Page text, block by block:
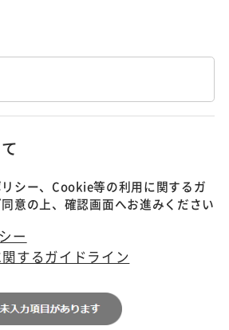
シー、Cookie等の利用に関するガ
意の上、確認画面へお進みください
ー
するガイドライン